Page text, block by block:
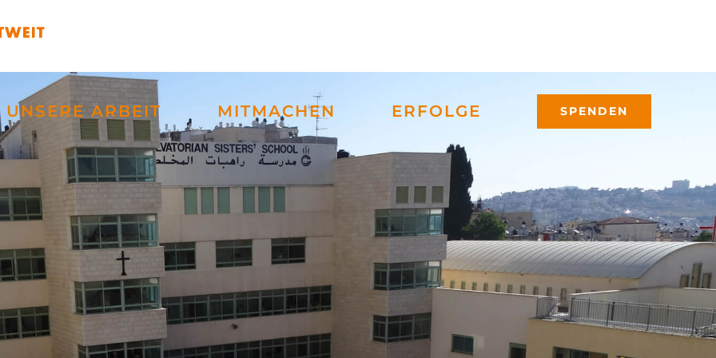
UNSERE ARBEIT MITMACHEN ERFOLGE SPENDEN